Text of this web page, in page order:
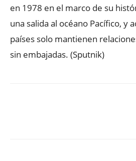
en 1978 en el marco de su
una salida al océano Pacífico, y
países solo mantienen
sin embajadas. (Sputnik)